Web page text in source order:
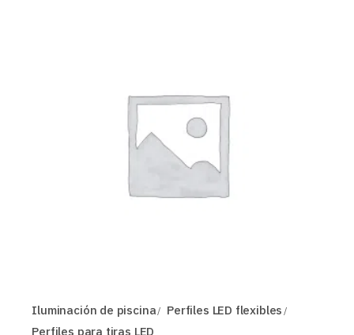
Iluminación de piscina
Perfiles LED flexibles
Perfiles para tiras LED